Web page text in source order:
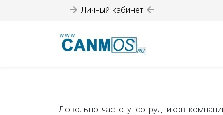
Личный кабинет
Довольно часто у сотрудников